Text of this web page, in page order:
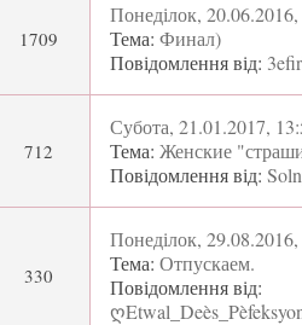
1709
Понеділок,
Тема: Финал)
Повідомлення від:
712
Субота, 21.01.2017,
Тема: Женские
Повідомлення від:
330
Понеділок,
Тема: Отпускаем.
Повідомлення від: